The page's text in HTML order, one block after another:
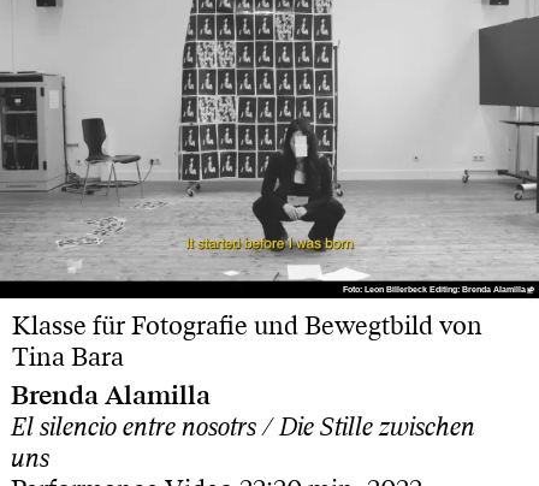
Foto: Leon Billerbeck Editing: Brenda Alamilla
Foto: Leon Billerbeck Editing: Brenda Alamilla
Klasse für Fotografie und Bewegtbild von
Tina Bara
Brenda Alamilla
El silencio entre nosotrs / Die Stille zwischen
uns